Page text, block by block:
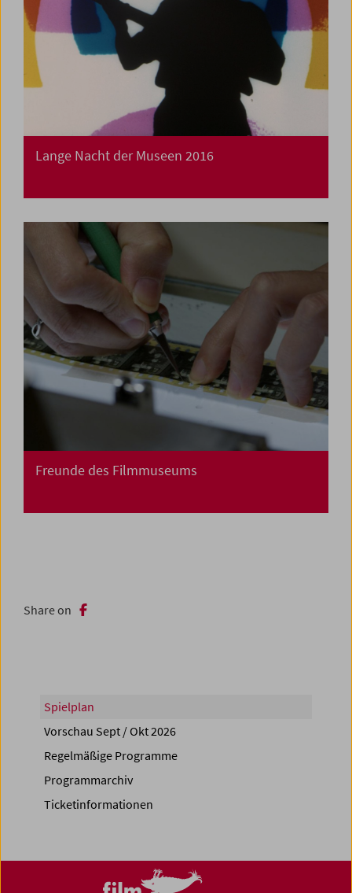
Lange Nacht der Museen 2016
Freunde des Filmmuseums
Share on
Spielplan
Vorschau Sept / Okt 2026
Regelmäßige Programme
Programmarchiv
Ticketinformationen